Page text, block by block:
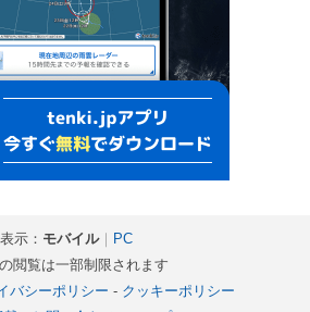
表示： モバイル｜
PC
閲覧は一部制限されます
バシーポリシー - クッキーポリシー